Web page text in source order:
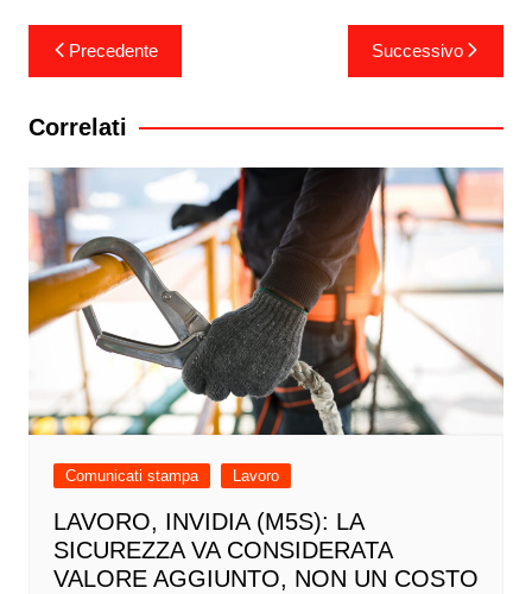
Navigazione
articoli
Precedente Successivo
Correlati
Comunicati stampa Lavoro
LAVORO, INVIDIA (M5S): LA
SICUREZZA VA CONSIDERATA
VALORE AGGIUNTO, NON UN COSTO